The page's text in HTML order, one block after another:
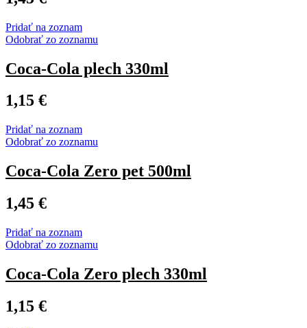
Pridať na zoznam
Odobrať zo zoznamu
Coca-Cola plech 330ml
1,15 €
Pridať na zoznam
Odobrať zo zoznamu
Coca-Cola Zero pet 500ml
1,45 €
Pridať na zoznam
Odobrať zo zoznamu
Coca-Cola Zero plech 330ml
1,15 €